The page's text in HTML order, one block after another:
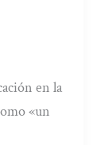
en la
«un